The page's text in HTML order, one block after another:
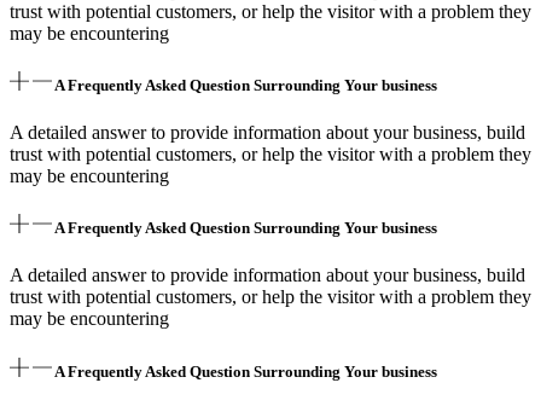
trust with potential customers, or help the visitor with a problem they
may be encountering
A Frequently Asked Question Surrounding Your business
A detailed answer to provide information about your business, build
trust with potential customers, or help the visitor with a problem they
may be encountering
A Frequently Asked Question Surrounding Your business
A detailed answer to provide information about your business, build
trust with potential customers, or help the visitor with a problem they
may be encountering
A Frequently Asked Question Surrounding Your business